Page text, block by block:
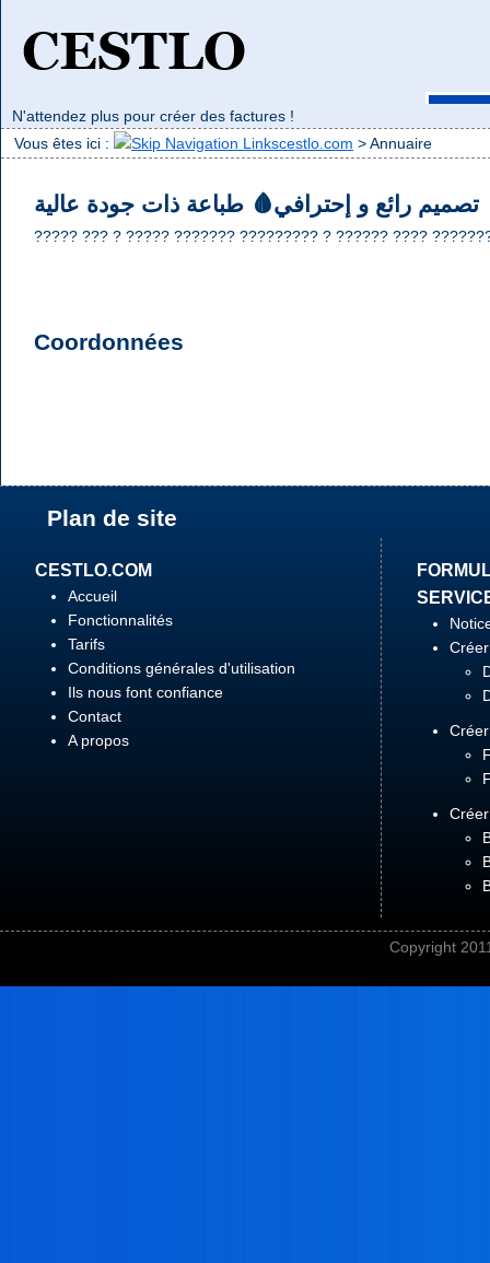
N'attendez plus pour créer des factures !
Vous êtes ici :
cestlo.com >Annuaire
تصميم رائع و إحترافي🩸 طباعة ذات جودة عالية
????? ??? ? ????? ??????? ????????? ? ?????? ????
Coordonnées
Plan de site
CESTLO.COM
Accueil
Fonctionnalités
Tarifs
Conditions générales d'utilisation
Ils nous font confiance
Contact
A propos
Copyright